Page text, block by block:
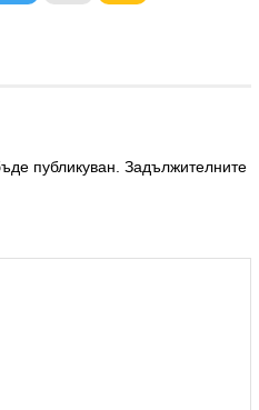
публикуван. Задължителните